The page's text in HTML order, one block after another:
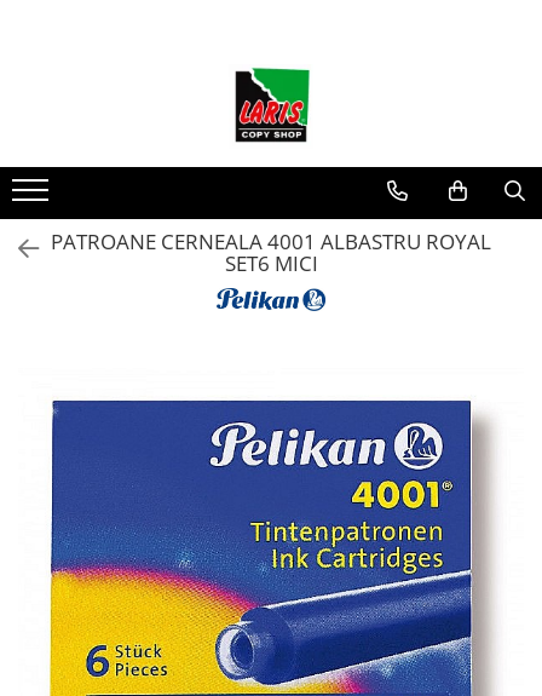
Instrumente de scris
Rollere & Finelinere
Finelinere
Rollere
Cerneala
Cartuse cu cerneala
Corectoare
Radiere
Pix corector
Banda corectoare
Pic-uri cu rescriere
Fluid corector
Creioane
PATROANE CERNEALA 4001 ALBASTRU ROYAL
SET6 MICI